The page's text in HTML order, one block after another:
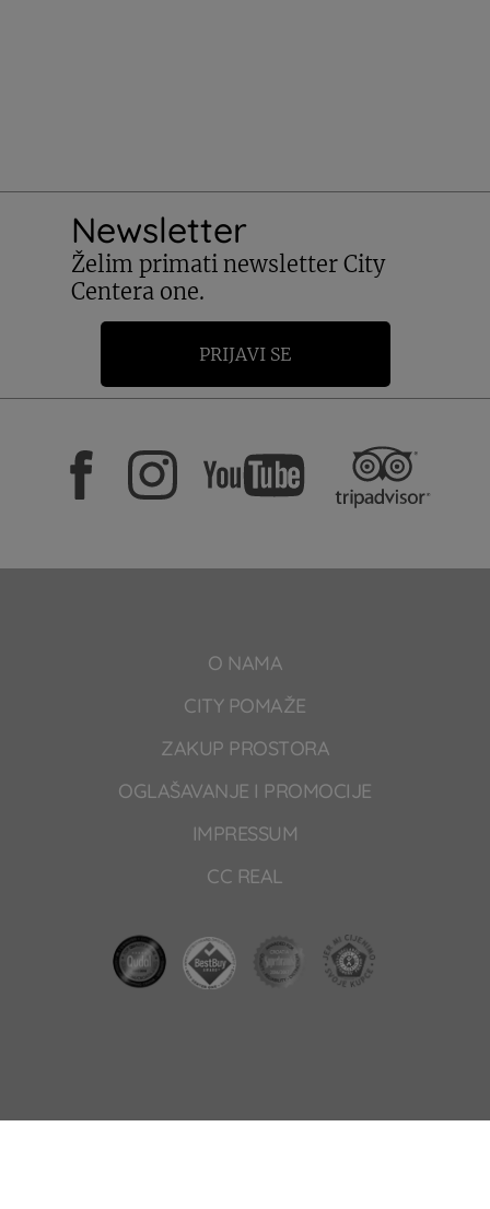
Newsletter
Želim primati newsletter City
Centera one.
PRIJAVI SE
O NAMA
CITY POMAŽE
ZAKUP PROSTORA
OGLAŠAVANJE I PROMOCIJE
IMPRESSUM
CC REAL